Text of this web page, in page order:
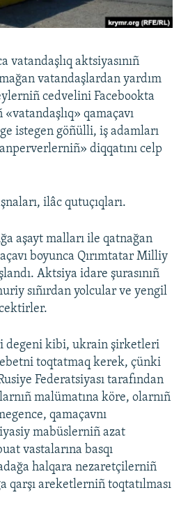
vatandaşlıq aktsiyasınıñ
vatandaşlardan yardım
cedvelini Facebookta
qamaçavı
istegen göñülli, iş adamları
diqqatını celp
ilâc qutuçıqları.
aşayt malları ile qatnağan
boyunca Qırımtatar Milliy
Aktsiya idare şurasınıñ
sıñırdan yolcular ve yengil
degeni kibi, ukrain şirketleri
toqtatmaq kerek, çünki
Federatsiyası tarafından
malümatına köre, olarnıñ
qamaçavnı
mabüslerniñ azat
vastalarına basqı
halqara nezaretçilerniñ
qarşı areketlerniñ toqtatılması